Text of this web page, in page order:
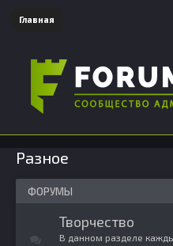
Главная
Разное
ФОРУМЫ
Творчество
В данном разделе